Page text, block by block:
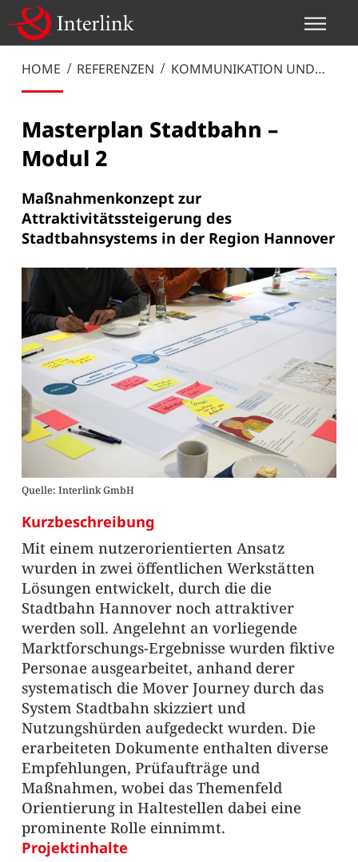
HOME REFERENZEN
KOMMUNIKATION UND
Masterplan Stadtbahn –
Modul 2
Maßnahmenkonzept zur
Attraktivitätssteigerung des
Stadtbahnsystems in der Region Hannover
Quelle: Interlink GmbH
Kurzbeschreibung
Mit einem nutzerorientierten Ansatz
wurden in zwei öffentlichen Werkstätten
Lösungen entwickelt, durch die die
Stadtbahn Hannover noch attraktiver
werden soll. Angelehnt an vorliegende
Marktforschungs-Ergebnisse wurden fiktive
Personae ausgearbeitet, anhand derer
systematisch die Mover Journey durch das
System Stadtbahn skizziert und
Nutzungshürden aufgedeckt wurden. Die
erarbeiteten Dokumente enthalten diverse
Empfehlungen, Prüfaufträge und
Maßnahmen, wobei das Themenfeld
Orientierung in Haltestellen dabei eine
prominente Rolle einnimmt.
Projektinhalte